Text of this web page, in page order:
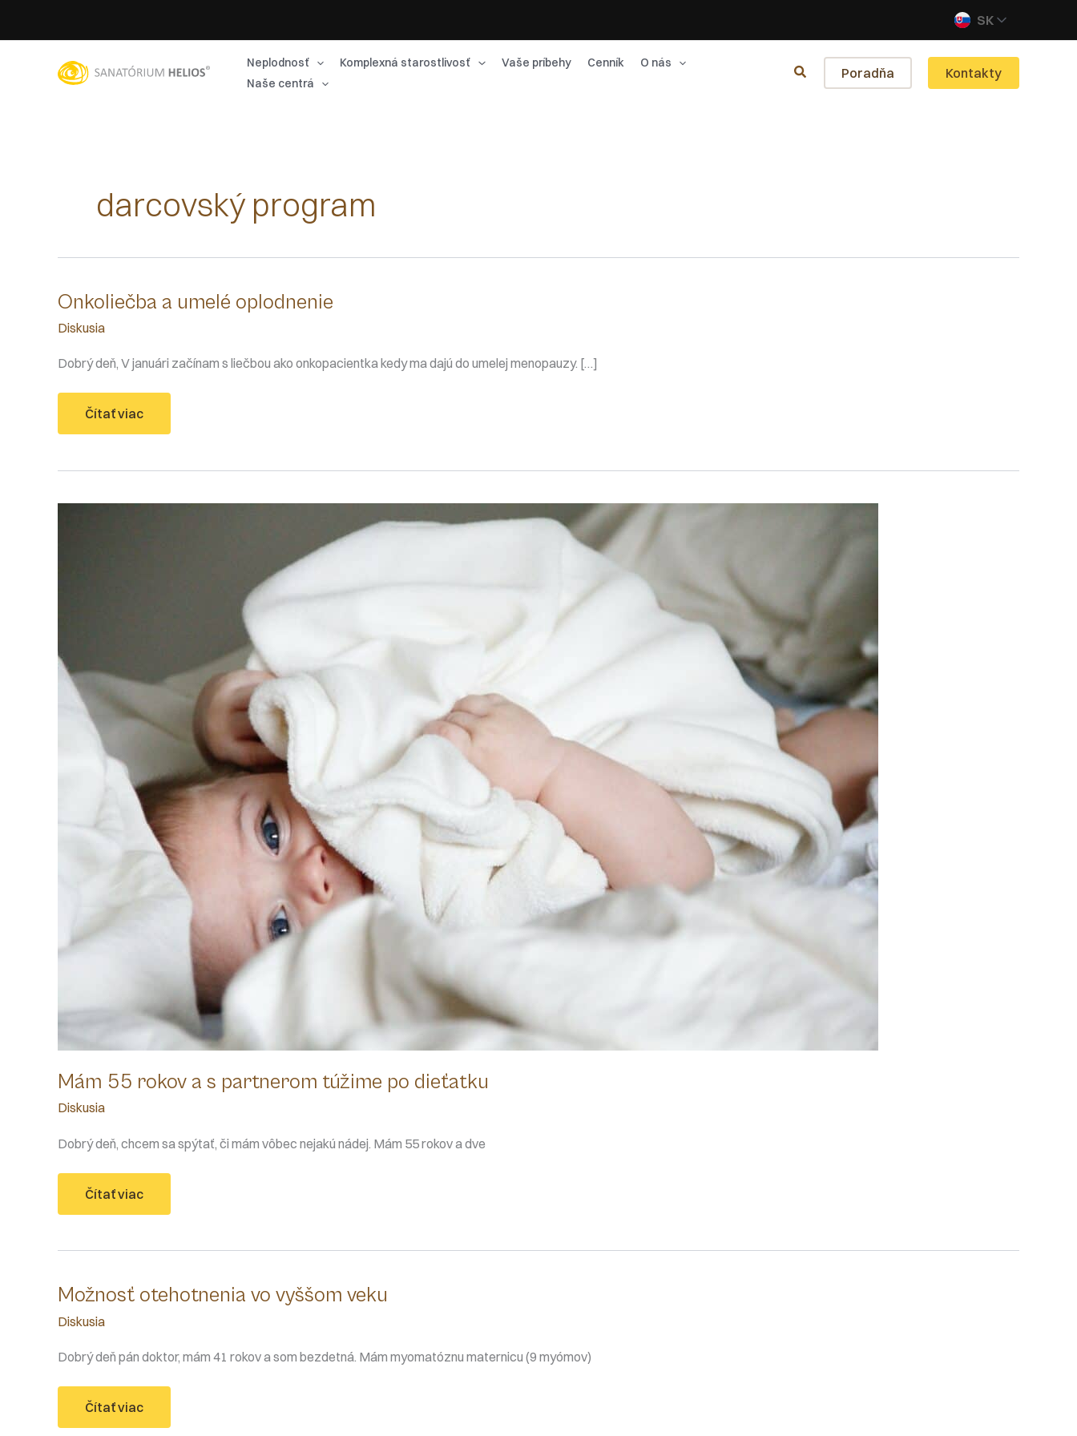
SK
Neplodnosť Komplexná starostlivosť Vaše príbehy Cenník
O nás
Naše centrá
Poradňa Kontakty
darcovský program
Onkoliečba a umelé oplodnenie
Diskusia
Dobrý deň, V januári začínam s liečbou ako onkopacientka kedy ma dajú do umelej menopauzy. […]
Onkoliečba
umelé
Čítať viac
Mám 55 rokov a s partnerom túžime po dieťatku
Diskusia
Dobrý deň, chcem sa spýtať, či mám vôbec nejakú nádej. Mám 55 rokov a dve
Mám
rokov
dieťatku
Čítať viac
Možnosť otehotnenia vo vyššom veku
Diskusia
Dobrý deň pán doktor, mám 41 rokov a som bezdetná. Mám myomatóznu maternicu (9 myómov)
Možnosť
vo
Čítať viac